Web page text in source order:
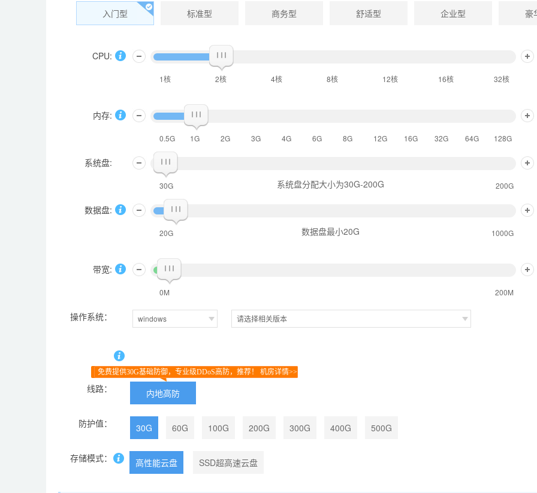
入门型 标准型 商务型 舒适型 企业型 豪
CPU:
1核 2核 4核 8核 12核 16核 32核
内存:
0.5G 1G 2G 3G 4G 6G 8G 12G 16G 32G 64G 128G
系统盘:
30G 200G
系统盘分配大小为30G-200G
数据盘:
20G 1000G
数据盘最小20G
带宽:
0M 200M
操作系统： windows 请选择相关版本
线路： 内地高防
免费提供30G基础防御，专业级DDoS高防，推荐！ 机房详情>>
防护值： 30G 60G 100G 200G 300G 400G 500G
存储模式： 高性能云盘 SSD超高速云盘